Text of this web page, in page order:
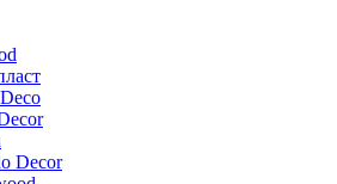
Decor